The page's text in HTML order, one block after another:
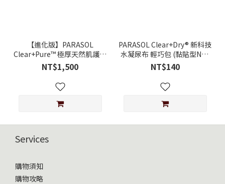
【進化版】PARASOL
Clear+Pure™ 極厚天然肌護嬰
幼兒濕紙巾 60抽 (10入/箱)
NT$1,500
PARASOL Clear+Dry® 新科技
水凝尿布 輕巧包 (黏貼型NB-
XL)
NT$140
Services
購物須知
購物攻略